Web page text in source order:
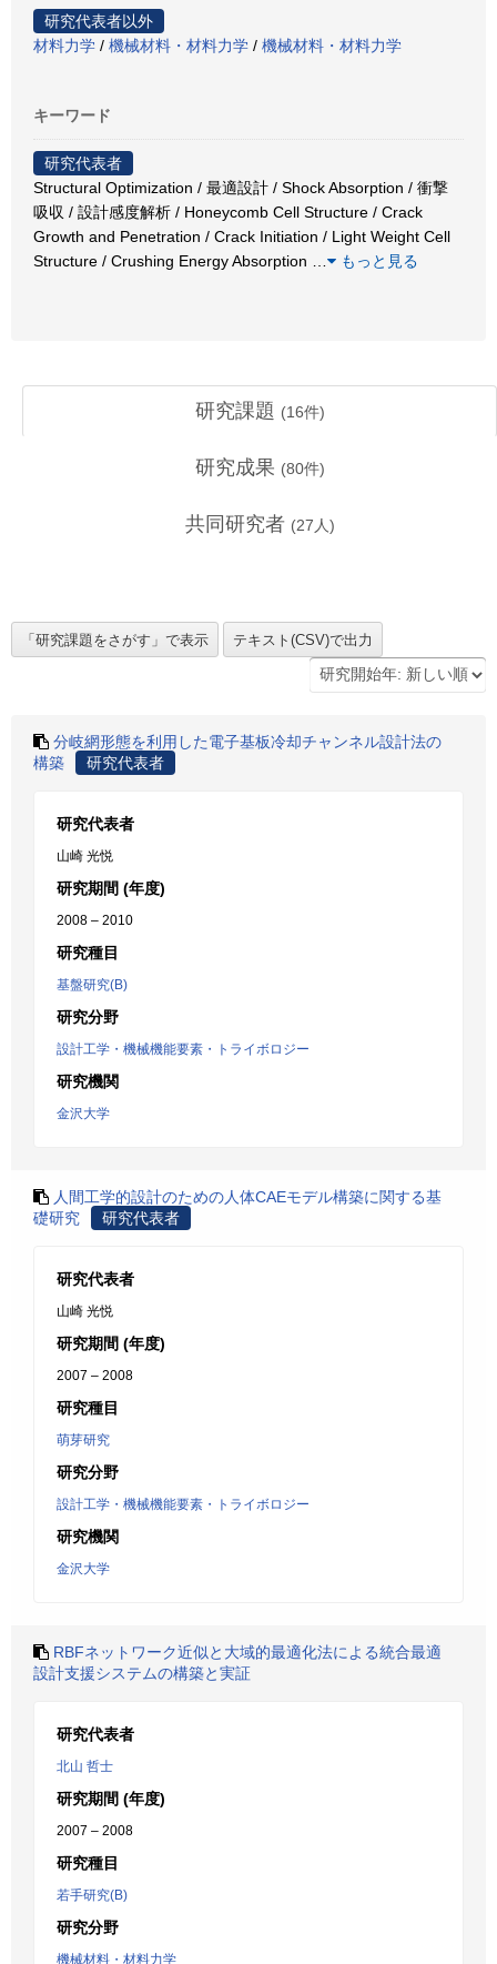
研究代表者以外
材料力学 / 機械材料・材料力学 / 機械材料・材料力学
キーワード
研究代表者
Structural Optimization / 最適設計 / Shock Absorption / 衝撃
吸収 / 設計感度解析 / Honeycomb Cell Structure / Crack
Growth and Penetration / Crack Initiation / Light Weight Cell
Structure / Crushing Energy Absorption
もっと見る
研究課題 (16件)
研究成果 (80件)
共同研究者 (27 人)
分岐網形態を利用した電子基板冷却チャンネル設計法の
構築
研究代表者
研究代表者
山崎 光悦
研究期間 (年度)
2008 – 2010
研究種目
基盤研究(B)
研究分野
設計工学・機械機能要素・トライボロジー
研究機関
金沢大学
人間工学的設計のための人体CAEモデル構築に関する基
礎研究
研究代表者
研究代表者
山崎 光悦
研究期間 (年度)
2007 – 2008
研究種目
萌芽研究
研究分野
設計工学・機械機能要素・トライボロジー
研究機関
金沢大学
RBFネットワーク近似と大域的最適化法による統合最適
設計支援システムの構築と実証
研究代表者
北山 哲士
研究期間 (年度)
2007 – 2008
研究種目
若手研究(B)
研究分野
機械材料・材料力学